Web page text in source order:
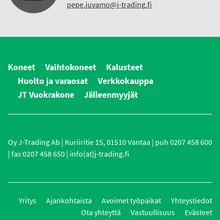
pepe.juvamo@j-trading.fi
Koneet Vaihtokoneet
Kalusteet
Huolto ja varaosat
Verkkokauppa
JT Vuokrakone
Jälleenmyyjät
Oy J-Trading Ab | Kuriiritie 15, 01510 Vantaa | puh 0207 458 600
| fax 0207 458 650 | info(at)j-trading.fi
Yritys Ajankohtaista Avoimet työpaikat
Yhteystiedot
Ota yhteyttä
Vastuullisuus
Evästeet